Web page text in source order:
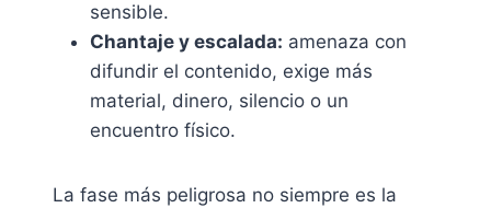
sensible.
Chantaje y escalada: amenaza con
difundir el contenido, exige más
material, dinero, silencio o un
encuentro físico.
La fase más peligrosa no siempre es la